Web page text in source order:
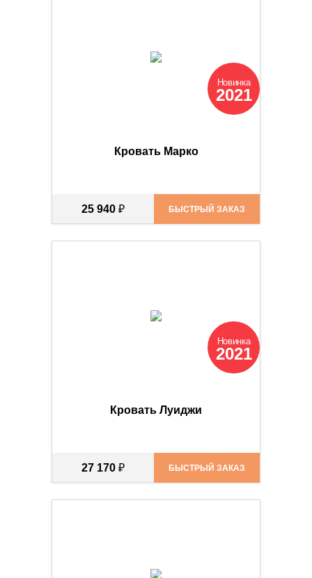
Новинка
2021
Кровать Марко
25 940 ₽ БЫСТРЫЙ ЗАКАЗ
Новинка
2021
Кровать Луиджи
27 170 ₽ БЫСТРЫЙ ЗАКАЗ